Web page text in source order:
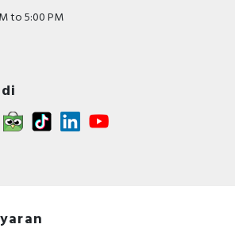
to 5:00 PM